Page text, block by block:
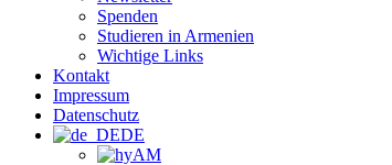
Spenden
Studieren in Armenien
Wichtige Links
Kontakt
Impressum
Datenschutz
DE
AM